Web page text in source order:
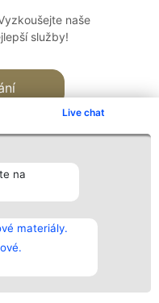
Live chat
na
materiály.
naše
služby!
Kontakt